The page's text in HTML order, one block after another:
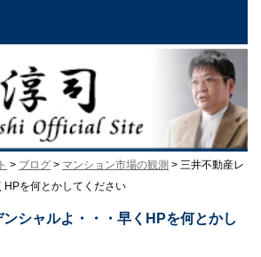
> ブログ > マンション市場の観測 > 三井不動産レ
HPを何とかしてください
シャルよ・・・早くHPを何とかし